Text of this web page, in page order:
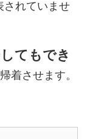
されていませ
てもでき
着させます。